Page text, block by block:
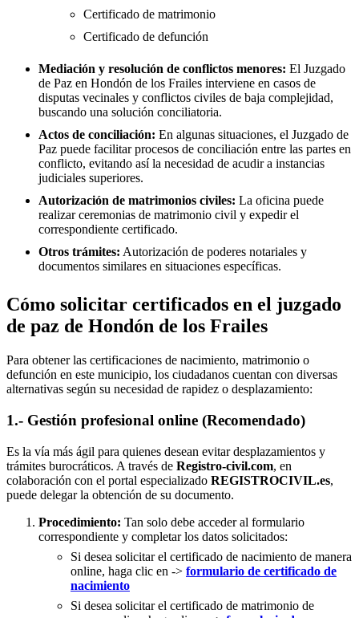
Certificado de matrimonio
Certificado de defunción
Mediación y resolución de conflictos menores: El Juzgado
de Paz en Hondón de los Frailes interviene en casos de
disputas vecinales y conflictos civiles de baja complejidad,
buscando una solución conciliatoria.
Actos de conciliación: En algunas situaciones, el Juzgado de
Paz puede facilitar procesos de conciliación entre las partes en
conflicto, evitando así la necesidad de acudir a instancias
judiciales superiores.
Autorización de matrimonios civiles: La oficina puede
realizar ceremonias de matrimonio civil y expedir el
correspondiente certificado.
Otros trámites: Autorización de poderes notariales y
documentos similares en situaciones específicas.
Cómo solicitar certificados en el juzgado
de paz de Hondón de los Frailes
Para obtener las certificaciones de nacimiento, matrimonio o
defunción en este municipio, los ciudadanos cuentan con diversas
alternativas según su necesidad de rapidez o desplazamiento:
1.- Gestión profesional online (Recomendado)
Es la vía más ágil para quienes desean evitar desplazamientos y
trámites burocráticos. A través de Registro-civil.com, en
colaboración con el portal especializado REGISTROCIVIL.es,
puede delegar la obtención de su documento.
Procedimiento: Tan solo debe acceder al formulario
correspondiente y completar los datos solicitados:
Si desea solicitar el certificado de nacimiento de manera
online, haga clic en -> formulario de certificado de
nacimiento
Si desea solicitar el certificado de matrimonio de